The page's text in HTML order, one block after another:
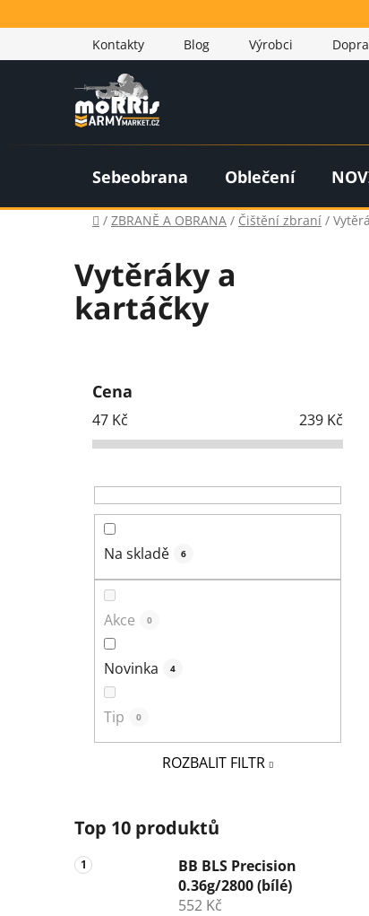
na
Kontakty
Blog Výrobci
Sebeobrana Oblečení
Domů
/ ZBRANĚ A OBRANA / Čištění zbraní /
Vytěráky a
kartáčky
Cena
47 Kč 239 Kč
Na skladě 6
Akce 0
Novinka 4
Tip 0
ROZBALIT FILTR
Top 10 produktů
BB BLS Precision
0.36g/2800 (bílé)
552 Kč